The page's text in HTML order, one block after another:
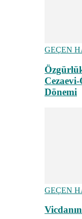
GEÇEN
Dönemi
GEÇEN